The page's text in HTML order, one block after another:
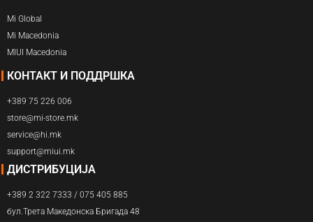
Mi Global
Mi Macedonia
MIUI Macedonia
КОНТАКТ И ПОДДРШКА
+389 75 226 006
store@mi-store.mk
service@hi.mk
support@miui.mk
ДИСТРИБУЦИЈА
+389 2 322 7333 / 075 405 885
бул.Трета Македонска Бригада 48